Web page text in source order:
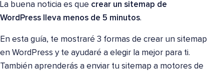
La buena noticia es que crear un sitemap de
WordPress lleva menos de 5 minutos.
En esta guía, te mostraré 3 formas de crear un sitemap
en WordPress y te ayudaré a elegir la mejor para ti.
También aprenderás a enviar tu sitemap a motores de